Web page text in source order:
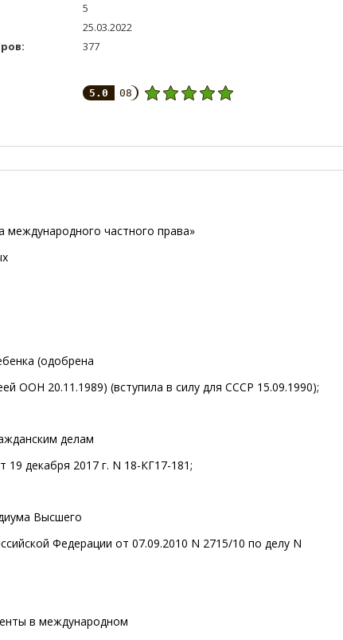
5
25.03.2022
377
5.0 08
международного частного права»
(одобрена
ООН 20.11.1989) (вступила в силу для СССР 15.09.1990);
делам
19 декабря 2017 г. N 18-КГ17-181;
Высшего
Федерации от 07.09.2010 N 2715/10 по делу N
в международном